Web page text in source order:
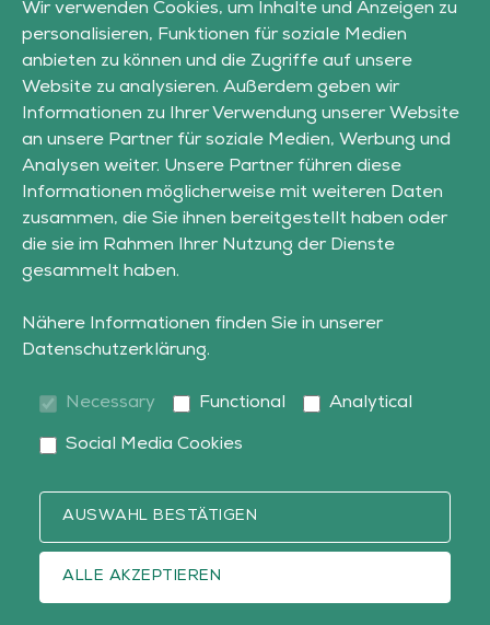
Wir verwenden Cookies, um Inhalte und Anzeigen zu
personalisieren, Funktionen für soziale Medien
anbieten zu können und die Zugriffe auf unsere
Website zu analysieren. Außerdem geben wir
Informationen zu Ihrer Verwendung unserer Website
an unsere Partner für soziale Medien, Werbung und
Analysen weiter. Unsere Partner führen diese
Informationen möglicherweise mit weiteren Daten
zusammen, die Sie ihnen bereitgestellt haben oder
die sie im Rahmen Ihrer Nutzung der Dienste
gesammelt haben.
Nähere Informationen finden Sie in unserer
Datenschutzerklärung.
Necessary Functional Analytical
Social Media Cookies
AUSWAHL BESTÄTIGEN
ALLE AKZEPTIEREN